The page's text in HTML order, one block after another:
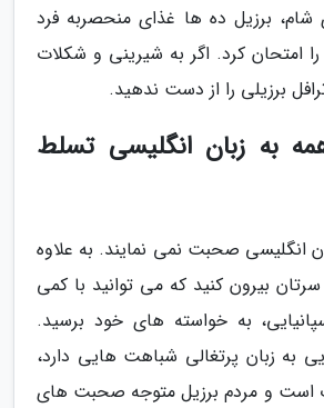
شام، برزیل ده ها غذای منحصربه فرد
را امتحان کرد. اگر به شیرینی و شکلات
برزیلی را از دست ندهید.
به زبان انگلیسی تسلط
انگلیسی صحبت نمی نمایند. به علاوه
بیرون کنید که می توانید با کمی
به خواسته های خود برسید.
به زبان پرتغالی شباهت هایی دارد،
است و مردم برزیل متوجه صحبت های